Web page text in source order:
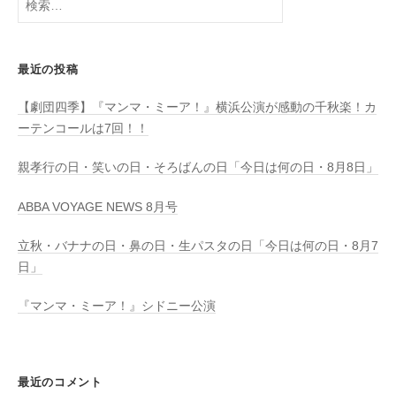
最近の投稿
【劇団四季】『マンマ・ミーア！』横浜公演が感動の千秋楽！カ
ーテンコールは7回！！
親孝行の日・笑いの日・そろばんの日「今日は何の日・8月8日」
ABBA VOYAGE NEWS 8月号
立秋・バナナの日・鼻の日・生パスタの日「今日は何の日・8月7
日」
『マンマ・ミーア！』シドニー公演
最近のコメント